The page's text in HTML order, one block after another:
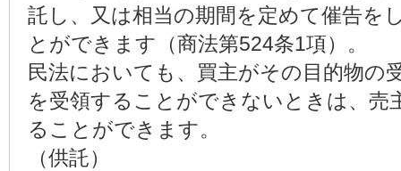
託し、又は相当の期間を定めて催告を
とができます（商法第524条1項）。
民法においても、買主がその目的物の
を受領することができないときは、売
ることができます。
（供託）